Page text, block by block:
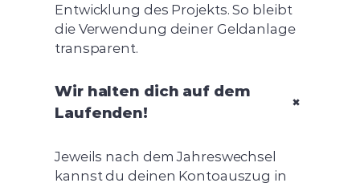
Entwicklung des Projekts. So bleibt
die Verwendung deiner Geldanlage
transparent.
Wir halten dich auf dem
Laufenden!
+
Jeweils nach dem Jahreswechsel
kannst du deinen Kontoauszug in